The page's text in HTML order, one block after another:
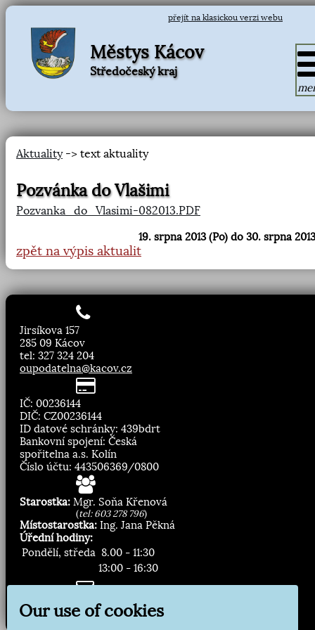
přejít na klasickou verzi webu
Městys Kácov
Středočeský kraj
Aktuality-> text aktuality
Pozvánka do Vlašimi
Pozvanka_do_Vlasimi-082013.PDF
19. srpna 2013 (Po) do 30. srpna
zpět na výpis aktualit
Jirsíkova 157
285 09 Kácov
tel: 327 324 204
oupodatelna@kacov.cz
IČ: 00236144
DIČ: CZ00236144
ID datové schránky: 439bdrt
Bankovní spojení: Česká
spořitelna a.s. Kolín
Číslo účtu: 443506369/0800
Starostka: Mgr. Soňa Křenová
(tel: 603 278 796)
Místostarostka: Ing. Jana Pěkná
Úřední hodiny:
Pondělí, středa 8.00 - 11:30
13:00 - 16:30
Zasílání novinek:
Our use of cookies